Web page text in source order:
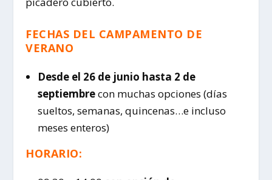
FECHAS DEL CAMPAMENTO DE
VERANO
Desde el 26 de junio hasta 2 de
septiembrecon muchas opciones (días
sueltos, semanas, quincenas…e incluso
meses enteros)
HORARIO: